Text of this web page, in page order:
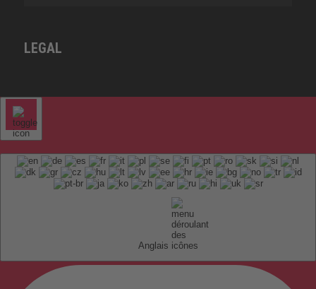
LEGAL
Anglais